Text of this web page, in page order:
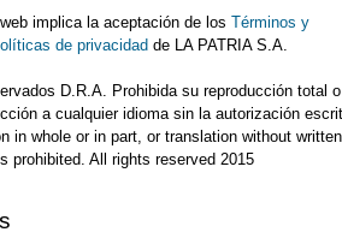
implica la aceptación de los Términos y
de privacidad de LA PATRIA S.A.
D.R.A. Prohibida su reproducción total o
a cualquier idioma sin la autorización
in whole or in part, or translation without written
prohibited. All rights reserved 2015